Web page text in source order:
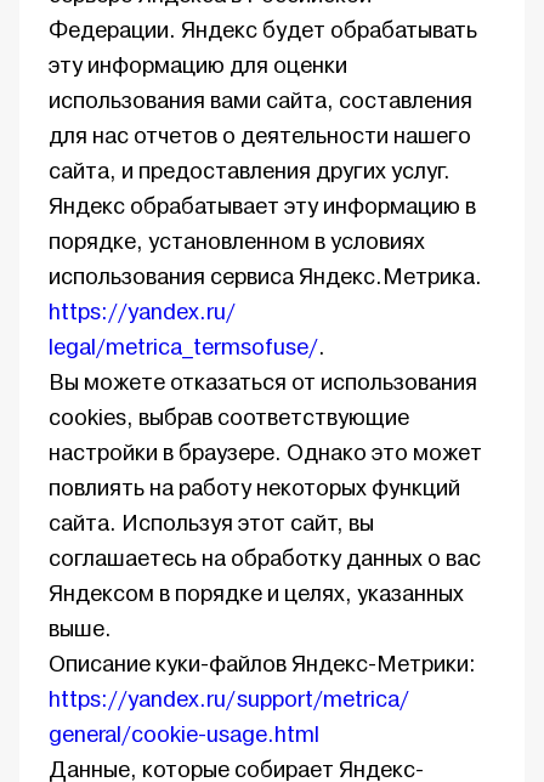
Федерации. Яндекс будет обрабатывать
эту информацию для оценки
использования вами сайта, составления
для нас отчетов о деятельности нашего
сайта, и предоставления других услуг.
Яндекс обрабатывает эту информацию в
порядке, установленном в условиях
использования сервиса Яндекс.Метрика.
https://yandex.ru/
legal/metrica_termsofuse/.
Вы можете отказаться от использования
cookies, выбрав соответствующие
настройки в браузере. Однако это может
повлиять на работу некоторых функций
сайта. Используя этот сайт, вы
соглашаетесь на обработку данных о вас
Яндексом в порядке и целях, указанных
выше.
Описание куки-файлов Яндекс-Метрики:
https://yandex.ru/ support/metrica/
general/cookie-usage.html
Данные, которые собирает Яндекс-